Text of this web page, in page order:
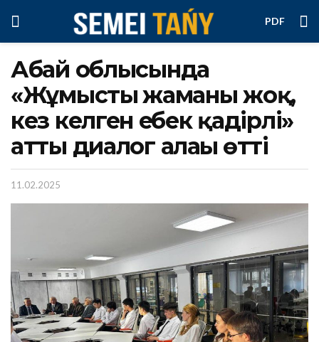
PDF
Абай облысында
«Жұмыстың жаманы жоқ,
кез келген еңбек қадірлі»
атты диалог алаңы өтті
11.02.2025